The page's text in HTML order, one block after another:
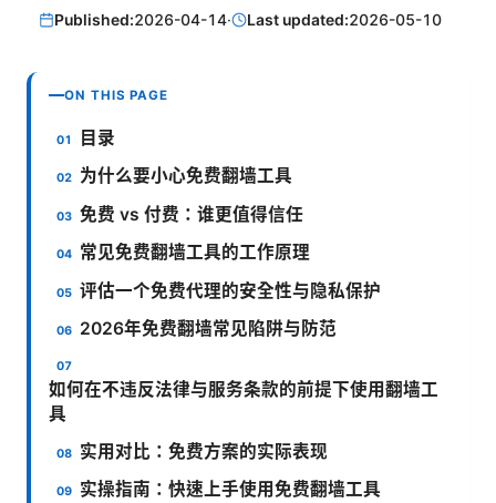
Published:2026-04-14· Last updated:2026-05-10
ON THIS PAGE
目录
为什么要小心免费翻墙工具
免费 vs 付费：谁更值得信任
常见免费翻墙工具的工作原理
评估一个免费代理的安全性与隐私保护
2026年免费翻墙常见陷阱与防范
如何在不违反法律与服务条款的前提下使用翻墙工
具
实用对比：免费方案的实际表现
实操指南：快速上手使用免费翻墙工具